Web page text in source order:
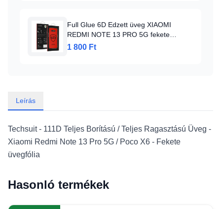
Full Glue 6D Edzett üveg XIAOMI
REDMI NOTE 13 PRO 5G fekete
üvegfólia
1 800 Ft
Leírás
Techsuit - 111D Teljes Borítású / Teljes Ragasztású Üveg -
Xiaomi Redmi Note 13 Pro 5G / Poco X6 - Fekete
üvegfólia
Hasonló termékek